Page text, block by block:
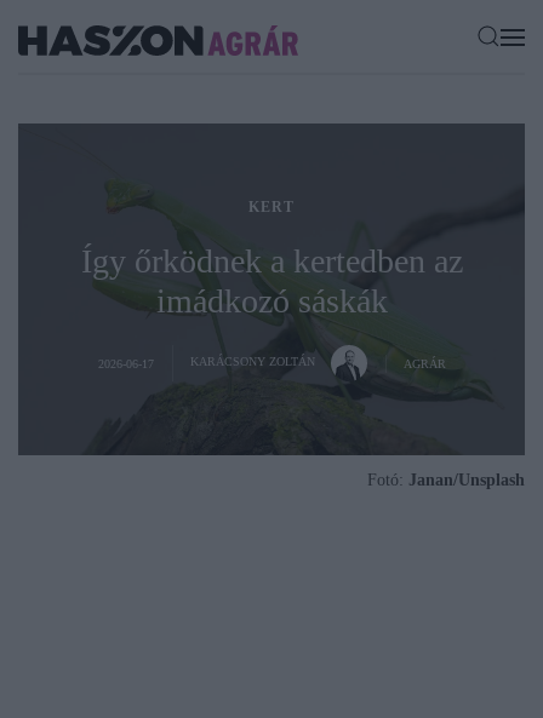
KERT
Így őrködnek a kertedben az
imádkozó sáskák
2026-06-17 KARÁCSONY ZOLTÁN AGRÁR
Fotó: Janan/Unsplash